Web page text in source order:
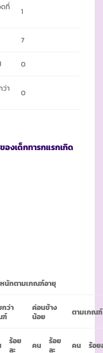
ที่
1
7
0
ว่า
0
องเด็กทารกแรกเกิด
นักตามเกณฑ์อายุ
ว่า
ฑ์
ค่อนข้าง
น้อย
ตามเกณฑ์
ร้อย
ละ
คน
ร้อย
ละ
คน ร้อย